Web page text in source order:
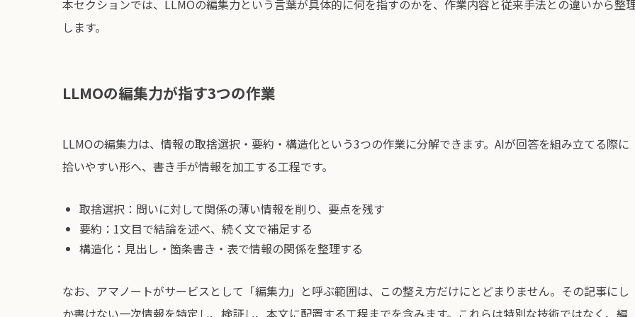
本セクションでは、LLMOの編集力という言葉が具体的に何を指すのかを、作業内容と従来手法との違いから整
します。
LLMOの編集力が指す3つの作業
LLMOの編集力は、情報の取捨選択・要約・構造化という3つの作業に分解できます。AIが回答を組み立てる際に
拾いやすい形へ、書き手が情報を加工する工程です。
取捨選択：問いに対して関係の薄い情報を削り、要点を残す
要約：1文目で結論を述べ、続く文で補足する
構造化：見出し・箇条書き・表で情報の関係を整理する
なお、アマノートがサービスとして「編集力」と呼ぶ範囲は、この整え方だけにとどまりません。その記事にし